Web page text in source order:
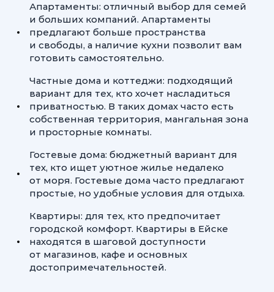
Апартаменты: отличный выбор для семей
и больших компаний. Апартаменты
предлагают больше пространства
и свободы, а наличие кухни позволит вам
готовить самостоятельно.
Частные дома и коттеджи: подходящий
вариант для тех, кто хочет насладиться
приватностью. В таких домах часто есть
собственная территория, мангальная зона
и просторные комнаты.
Гостевые дома: бюджетный вариант для
тех, кто ищет уютное жилье недалеко
от моря. Гостевые дома часто предлагают
простые, но удобные условия для отдыха.
Квартиры: для тех, кто предпочитает
городской комфорт. Квартиры в Ейске
находятся в шаговой доступности
от магазинов, кафе и основных
достопримечательностей.